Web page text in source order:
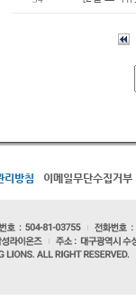
리방침 이메일무단수집거부